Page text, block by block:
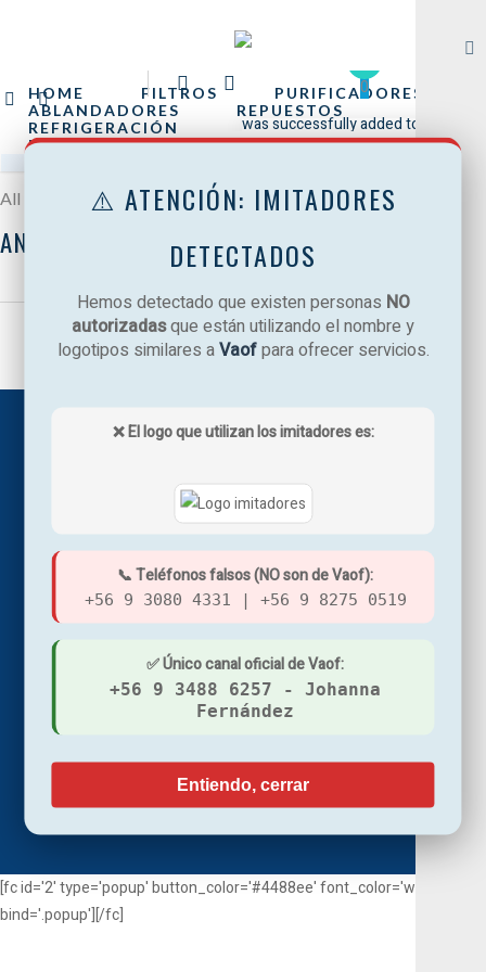
0
was successfully added to your cart.
HOME FILTROS
PURIFICADORES
ABLANDADORES
REPUESTOS
REFRIGERACIÓN
MANTENCIÓN REFRIGERACIÓN
CARRITO
All Posts By
ANUNCIAME
PRODUCTOS
MANTENCIÓN REFRIGERACIÓN
POLÍTICAS DE COMPRA
CONTACTO
© 2026 Comercial Vaof.
[fc id='2' type='popup' button_color='#4488ee' font_color='white'
bind='.popup'][/fc]
⚠️ ATENCIÓN: IMITADORES
DETECTADOS
Hemos detectado que existen personas NO
autorizadasque están utilizando el nombre y
logotipos similares aVaofpara ofrecer servicios.
❌ El logo que utilizan los imitadores es:
📞 Teléfonos falsos (NO son de Vaof):
+56 9 3080 4331 | +56 9 8275 0519
✅ Único canal oficial de Vaof:
+56 9 3488 6257 - Johanna
Fernández
Entiendo, cerrar